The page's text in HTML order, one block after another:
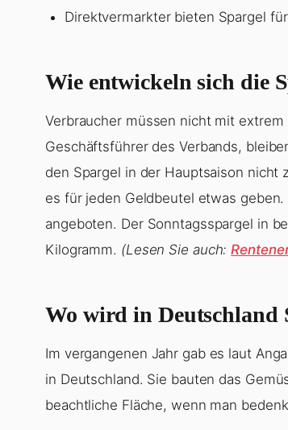
Direktvermarkter bieten Spargel
Wie entwickeln sich die
Verbraucher müssen nicht mit
Geschäftsführer des Verbands,
den Spargel in der Hauptsaison
es für jeden Geldbeutel etwas
angeboten. Der Sonntagsspargel in
Kilogramm. (Lesen Sie auch:
Wo wird in Deutschland
Im vergangenen Jahr gab es laut
in Deutschland. Sie bauten das
beachtliche Fläche, wenn man